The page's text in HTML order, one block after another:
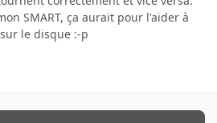
SMART, ça aurait pour l'aider à
le disque :-p